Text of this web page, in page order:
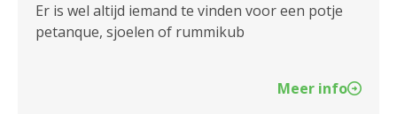
Er is wel altijd iemand te vinden voor een potje
petanque, sjoelen of rummikub
Meer info